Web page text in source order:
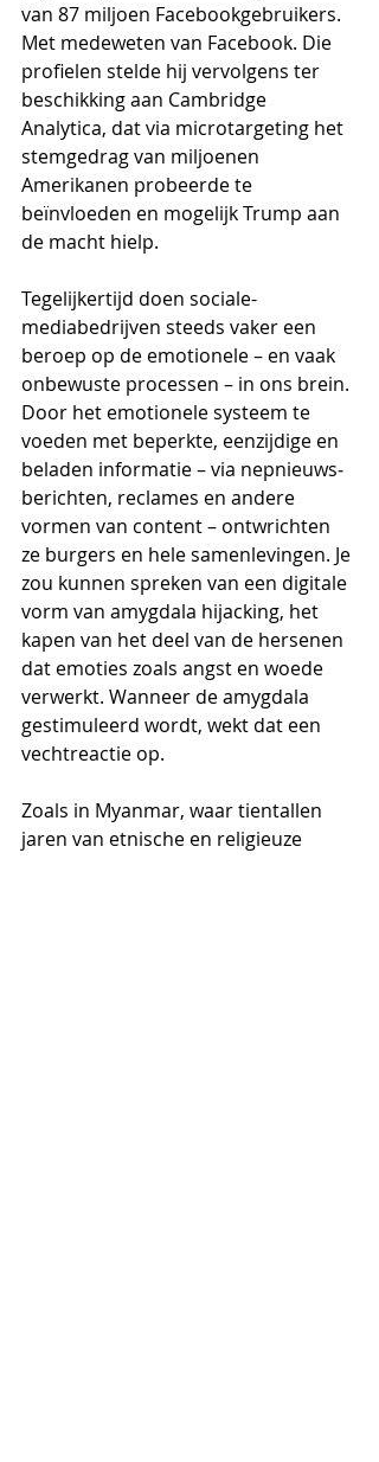
van 87 miljoen Facebookgebruikers.
Met medeweten van Facebook. Die
profielen stelde hij vervolgens ter
beschikking aan Cambridge
Analytica, dat via microtargeting het
stemgedrag van miljoenen
Amerikanen probeerde te
beïnvloeden en mogelijk Trump aan
de macht hielp.
Tegelijkertijd doen sociale-
mediabedrijven steeds vaker een
beroep op de emotionele – en vaak
onbewuste processen – in ons brein.
Door het emotionele systeem te
voeden met beperkte, eenzijdige en
beladen informatie – via nepnieuws­
berichten, reclames en andere
vormen van content – ontwrichten
ze burgers en hele samenlevingen. Je
zou kunnen spreken van een digitale
vorm van amygdala hijacking, het
kapen van het deel van de hersenen
dat emoties zoals angst en woede
verwerkt. Wanneer de amygdala
gestimuleerd wordt, wekt dat een
vechtreactie op.
Zoals in Myanmar, waar tientallen
jaren van etnische en religieuze